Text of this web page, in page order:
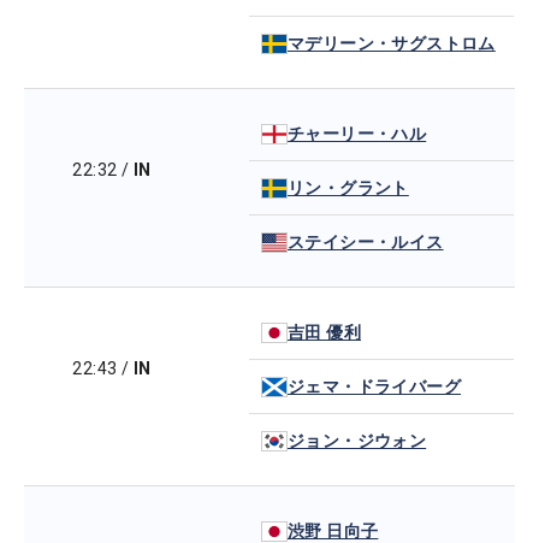
マデリーン・サグストロム
22:32 / IN
チャーリー・ハル
リン・グラント
ステイシー・ルイス
22:43 / IN
吉田 優利
ジェマ・ドライバーグ
ジョン・ジウォン
渋野 日向子